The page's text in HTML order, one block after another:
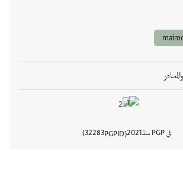
في PGP منذ 2021
PGPID
32283